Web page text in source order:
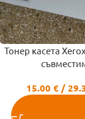
Тонер касета
15.00 €/